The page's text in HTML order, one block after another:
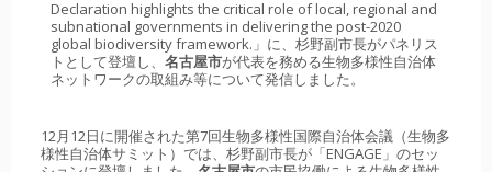
Declaration highlights the critical role of local, regional and
subnational governments in delivering the post-2020
global biodiversity framework.」に、杉野副市長がパネリス
トとして登壇し、 名古屋市が代表を務める生物多様性自治体
ネットワークの取組み等について発信しました。
12月12日に開催された第7回生物多様性国際自治体会議（生物多
様性自治体サミット）では、杉野副市長が「ENGAGE」のセッ